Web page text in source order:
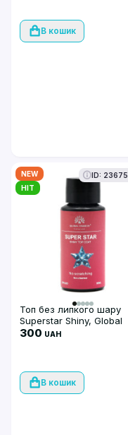
В кошик
NEW
HIT
ID: 23675
Топ без липкого шару
Superstar Shiny, Global
Fashion, 30 мл
300 UAH
В кошик